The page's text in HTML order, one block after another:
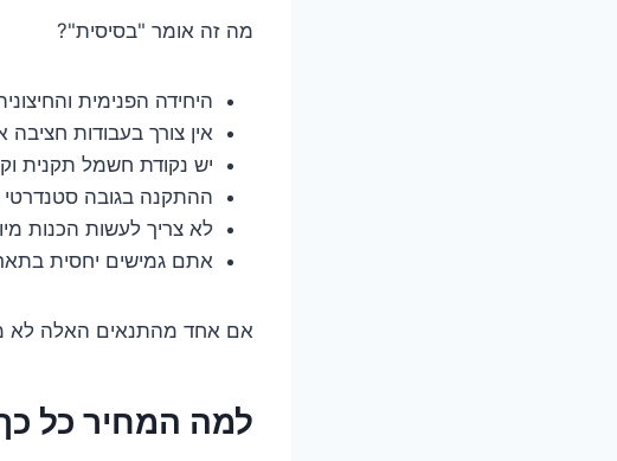
מה זה אומר "בסיסית"?
היחידה הפנימית והחיצונית
אין צורך בעבודות חציבה
יש נקודת חשמל תקנית
ההתקנה בגובה סטנדרטי
לא צריך לעשות הכנות
אתם גמישים יחסית
אם אחד מהתנאים האלה לא
למה המחיר כל כך "קופצני"? 7